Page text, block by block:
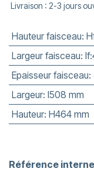
Livraison : 2-3 jours
Hauteur faisceau:
Largeur faisceau:
Epaisseur faisceau:
Largeur: l508 mm
Hauteur: H464 mm
Référence